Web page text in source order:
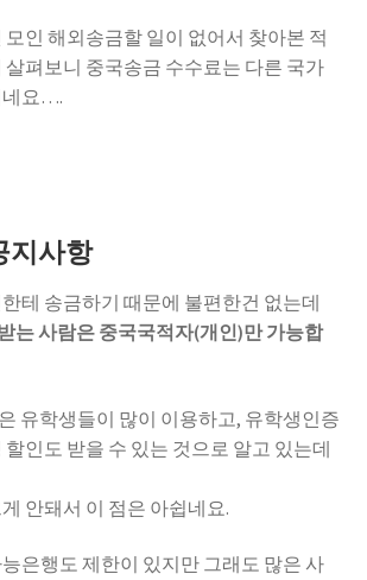
인 해외송금할 일이 없어서 찾아본 적
살펴보니 중국송금 수수료는 다른 국가
네요….
지사항
테 송금하기 때문에 불편한건 없는데
는 사람은 중국국적자(개인)만 가능합
유학생들이 많이 이용하고, 유학생인증
인도 받을 수 있는 것으로 알고 있는데
안돼서 이 점은 아쉽네요.
은행도 제한이 있지만 그래도 많은 사